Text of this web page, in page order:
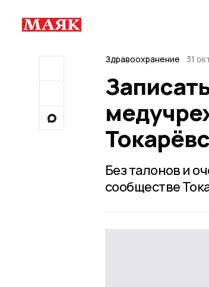
Здравоохранение 31
Без талонов и
сообществе